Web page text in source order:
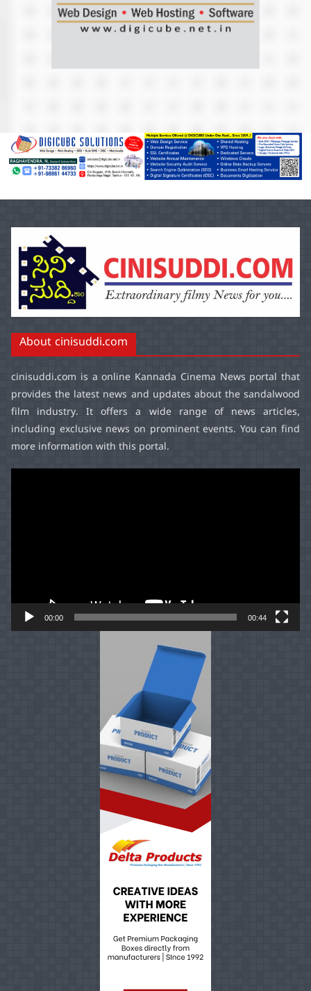
About cinisuddi.com
cinisuddi.com is a online Kannada Cinema News portal that
provides the latest news and updates about the sandalwood
film industry. It offers a wide range of news articles,
including exclusive news on prominent events. You can find
more information with this portal.
00:00 00:44